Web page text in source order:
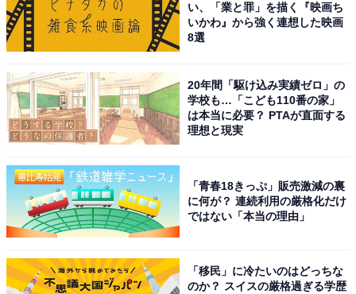
い、「業と罪」を描く『映画ち
いかわ』から強く連想した映画
8選
20年間「駆け込み実績ゼロ」の
学校も…「こども110番の家」
は本当に必要？ PTAが直面する
理想と現実
「青春18きっぷ」販売激減の裏
に何が？ 連続利用の厳格化だけ
ではない「本当の理由」
「移民」に冷たいのはどっちな
のか？ スイスの厳格過ぎる学歴